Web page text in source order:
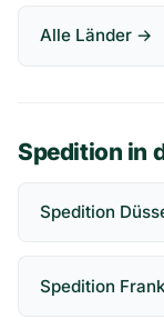
Alle Länder →
Spedition in
Spedition
Spedition